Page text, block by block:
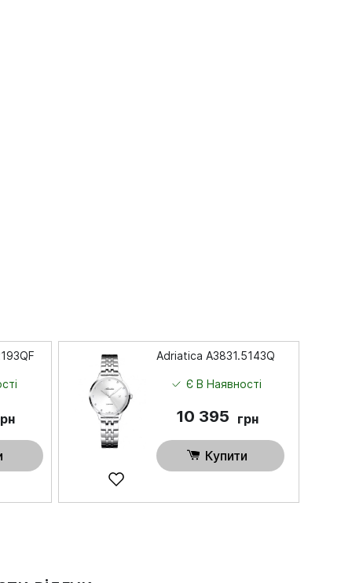
Adriatica A3831.5143Q
Є В Наявності
10 395 грн
Купити